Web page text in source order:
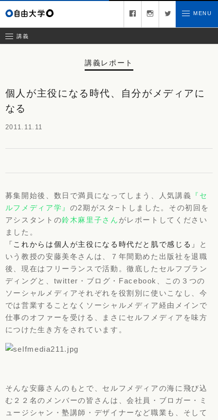
お問い合わせfacebook instagram twitter MENU
講義
講義レポート
個人が主役になる時代、自分がメディアに
なる
2011.11.11
募集開始後、数日で満員になってしまう、人気講義 『セ
ルフメディア学』 の2期がスタ−トしました。その初回を
アシスタントの鈴木麻里子さん がレポートしてください
ました。
「これからは個人が主役になる時代だと肌で感じる」
と
いう教授の安藤美冬さんは、７年間勤めた出版社を退職
後、現在はフリーランスで活動。徹底したセルフブラン
ディングと、twitter・ブログ・Facebook、この３つの
ソーシャルメディアそれぞれを役割別に使いこなし、今
では営業することなくソーシャルメディア経由メインで
仕事のオファーを受ける、まさにセルフメディアを味方
につけた生き方をされています。
そんな安藤さんのもとで、セルフメディアの海に飛び込
む２２名のメンバーの皆さんは、会社員・ブロガー・ミ
ュージシャン・塾講師・デザイナーなど職業も、そして